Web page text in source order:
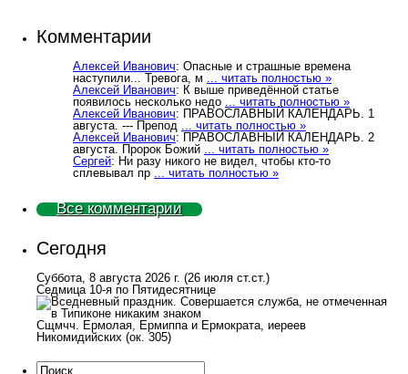
Комментарии
Алексей Иванович: Опасные и страшные времена
наступили... Тревога, м ... читать полностью »
Алексей Иванович: К выше приведённой статье
появилось несколько недо ... читать полностью »
Алексей Иванович: ПРАВОСЛАВНЫЙ КАЛЕНДАРЬ. 1
августа. --- Препод ... читать полностью »
Алексей Иванович: ПРАВОСЛАВНЫЙ КАЛЕНДАРЬ. 2
августа. Пророк Божий ... читать полностью »
Сергей: Ни разу никого не видел, чтобы кто-то
сплевывал пр ... читать полностью »
Все комментарии
Сегодня
Суббота, 8 августа 2026 г. (26 июля ст.ст.)
Седмица 10-я по Пятидесятнице
Сщмчч. Ермолая, Ермиппа и Ермократа, иереев
Никомидийских (ок. 305)